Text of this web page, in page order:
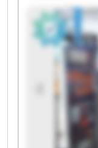
Maschinen-
GmbH SK
Maschinen-
GmbH SK
Maschinen-
GmbH SK
Maschinen-
GmbH SK
Maschinen-